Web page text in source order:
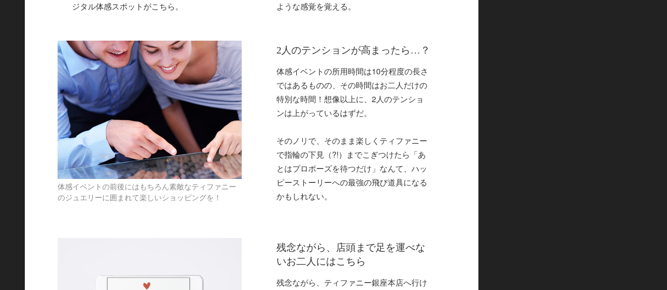
ジタル体感スポットがこちら。
ような感覚を覚える。
体感イベントの前後にはもちろん素敵なティファニー
のジュエリーに囲まれて楽しいショッピングを！
2人のテンションが高まったら…？
体感イベントの所用時間は10分程度の長さ
ではあるものの、その時間はお二人だけの
特別な時間！想像以上に、2人のテンショ
ンは上がっているはずだ。
そのノリで、そのまま楽しくティファニー
で指輪の下見（?!）までこぎつけたら「あ
とはプロポーズを待つだけ」なんて、ハッ
ピーストーリーへの最強の飛び道具になる
かもしれない。
残念ながら、店頭まで足を運べな
いお二人にはこちら
残念ながら、ティファニー銀座本店へ行け